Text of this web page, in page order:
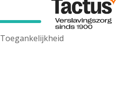
Toegankelijkheid